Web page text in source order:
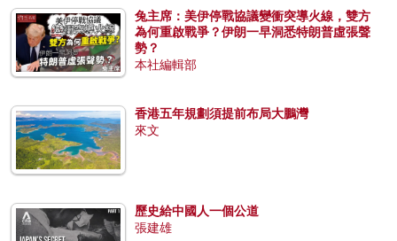
兔主席：美伊停戰協議變衝突導火線，雙方
為何重啟戰爭？伊朗一早洞悉特朗普虛張聲
勢？
本社編輯部
香港五年規劃須提前布局大鵬灣
來文
歷史給中國人一個公道
張建雄